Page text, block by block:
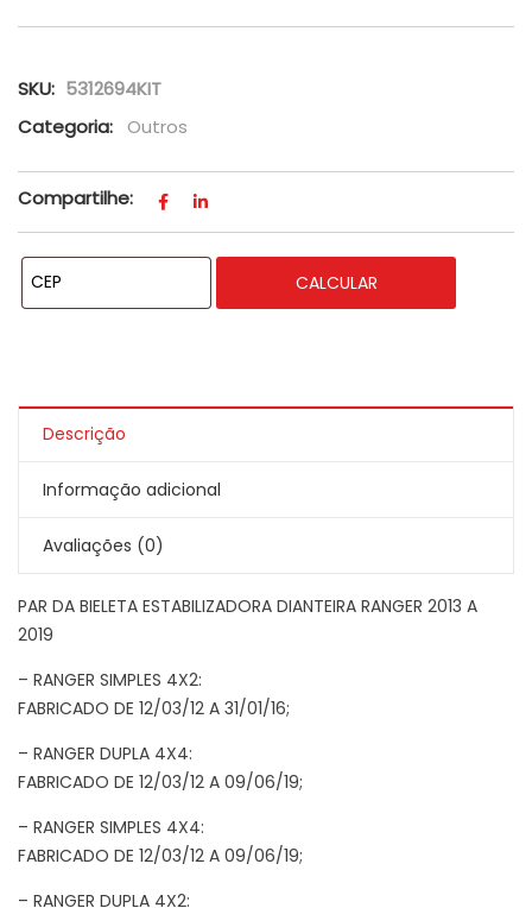
SKU: 5312694KIT
Categoria:
Outros
Compartilhe:
CALCULAR
Descrição
Informação adicional
Avaliações (0)
PAR DA BIELETA ESTABILIZADORA DIANTEIRA RANGER 2013 A
2019
– RANGER SIMPLES 4X2:
FABRICADO DE 12/03/12 A 31/01/16;
– RANGER DUPLA 4X4:
FABRICADO DE 12/03/12 A 09/06/19;
– RANGER SIMPLES 4X4:
FABRICADO DE 12/03/12 A 09/06/19;
– RANGER DUPLA 4X2: